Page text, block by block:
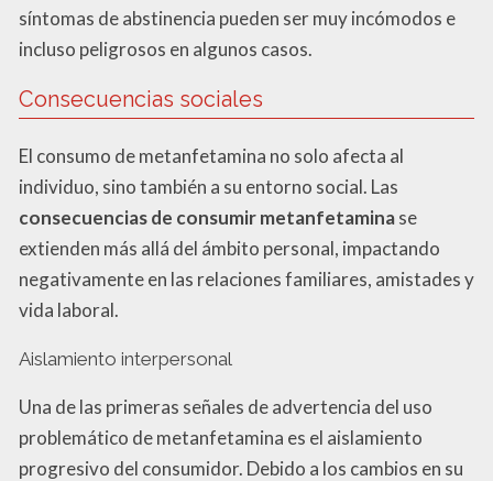
síntomas de abstinencia pueden ser muy incómodos e
incluso peligrosos en algunos casos.
Consecuencias sociales
El consumo de metanfetamina no solo afecta al
individuo, sino también a su entorno social. Las
consecuencias de consumir metanfetaminase
extienden más allá del ámbito personal, impactando
negativamente en las relaciones familiares, amistades y
vida laboral.
Aislamiento interpersonal
Una de las primeras señales de advertencia del uso
problemático de metanfetamina es el aislamiento
progresivo del consumidor. Debido a los cambios en su